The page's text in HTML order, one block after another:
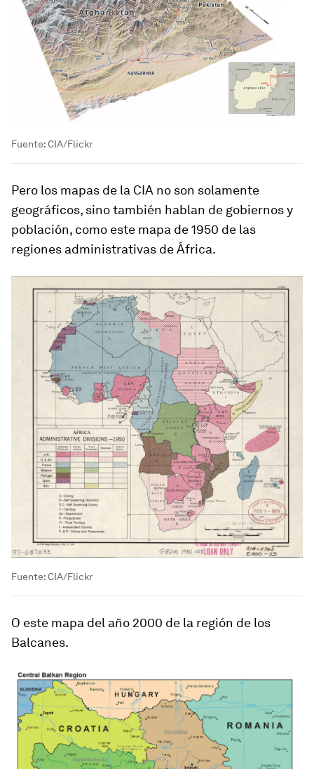
Fuente: CIA/Flickr
Pero los mapas de la CIA no son solamente
geográficos, sino también hablan de gobiernos y
población, como este mapa de 1950 de las
regiones administrativas de África.
Fuente: CIA/Flickr
O este mapa del año 2000 de la región de los
Balcanes.